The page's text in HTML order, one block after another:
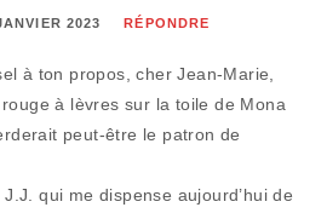
2023 RÉPONDRE
à ton propos, cher Jean-Marie,
à lèvres sur la toile de Mona
peut-être le patron de
qui me dispense aujourd’hui de